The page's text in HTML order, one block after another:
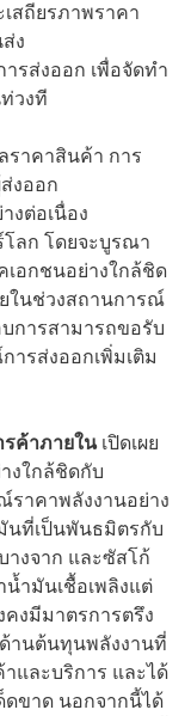
สถียรภาพราคา
ง
รส่งออก เพื่อจัดทำ
วงที
ราคาสินค้า การ
งออก
งต่อเนื่อง
ลก โดยจะบูรณา
เอกชนอย่างใกล้ชิด
ในช่วงสถานการณ์
การสามารถขอรับ
รส่งออกเพิ่มเติม
ค้าภายในเปิดเผย
งใกล้ชิดกับ
ราคาพลังงานอย่าง
นที่เป็นพันธมิตรกับ
งจาก และซัสโก้
ำมันเชื้อเพลิงแต่
คงมีมาตรการตรึง
านต้นทุนพลังงานที่
และบริการ และได้
ดขาด นอกจากนี้ได้